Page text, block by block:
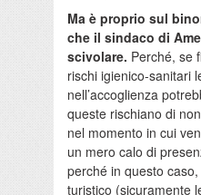
Ma è proprio sul
che il sindaco di
scivolare. Perché, se
rischi igienico-sanitari
nell’accoglienza
queste rischiano di
nel momento in cui
un mero calo di
perché in questo
turistico (sicuramente